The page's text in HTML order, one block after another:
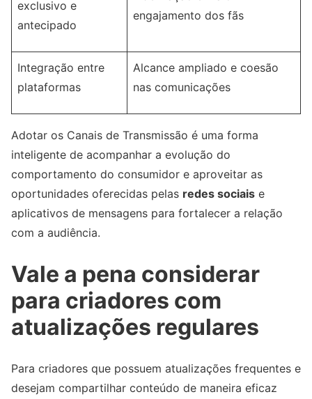
exclusivo e
antecipado
engajamento dos fãs
Integração entre
plataformas
Alcance ampliado e coesão
nas comunicações
Adotar os Canais de Transmissão é uma forma
inteligente de acompanhar a evolução do
comportamento do consumidor e aproveitar as
oportunidades oferecidas pelas redes sociais e
aplicativos de mensagens para fortalecer a relação
com a audiência.
Vale a pena considerar
para criadores com
atualizações regulares
Para criadores que possuem atualizações frequentes e
desejam compartilhar conteúdo de maneira eficaz